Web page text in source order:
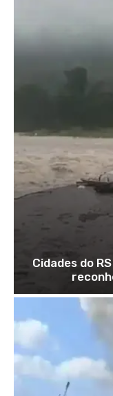
Cidades do